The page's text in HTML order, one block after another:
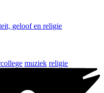
geloof en religie
muziek religie